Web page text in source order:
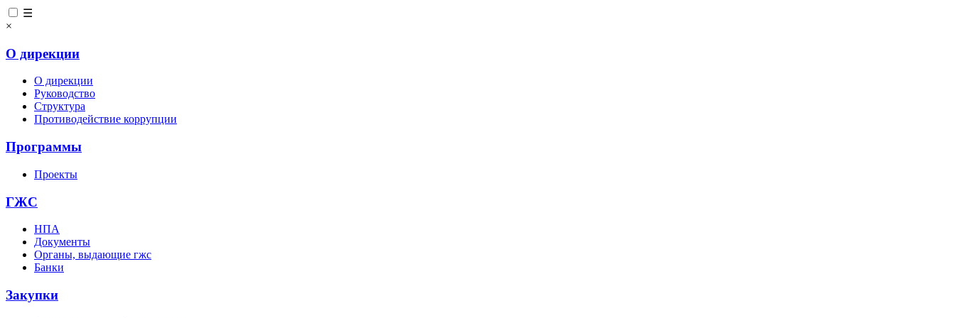
☰
×
О дирекции
О дирекции
Руководство
Структура
Противодействие коррупции
Программы
Проекты
ГЖС
НПА
Документы
Органы, выдающие гжс
Банки
Закупки